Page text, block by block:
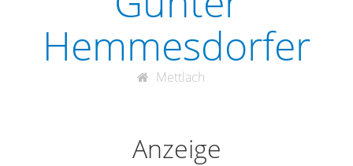
Hemmesdorfer
Mettlach
Anzeige